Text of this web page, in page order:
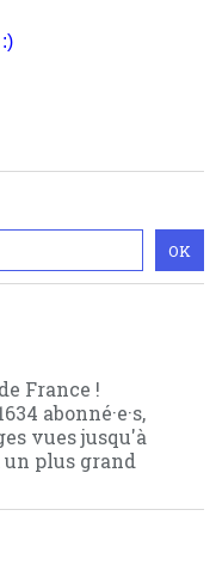
France !
abonné·e·s,
vues jusqu'à
un plus grand
riche de